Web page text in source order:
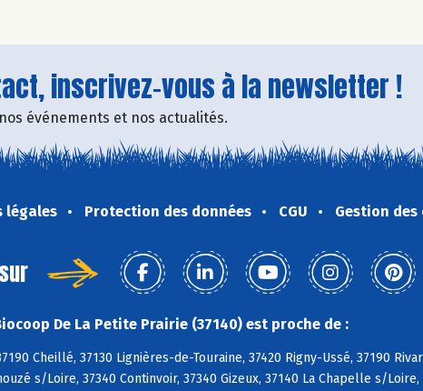
inscrivez-vous à la newsletter !
événements et nos actualités.
légales Protection des données CGU Gestion des
De La Petite Prairie (37140) est proche de :
Cheillé, 37130 Lignières-de-Touraine, 37420 Rigny-Ussé, 37190
s/Loire, 37340 Continvoir, 37340 Gizeux, 37140 La Chapelle s/